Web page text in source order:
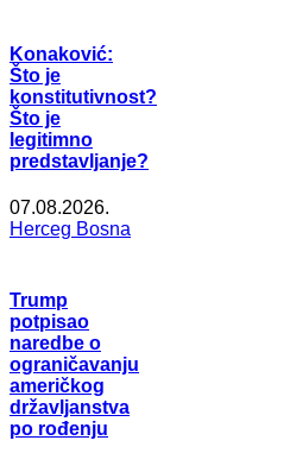
Konaković:
Što je
konstitutivnost?
Što je
legitimno
predstavljanje?
07.08.2026.
Herceg Bosna
Trump
potpisao
naredbe o
ograničavanju
američkog
državljanstva
po rođenju